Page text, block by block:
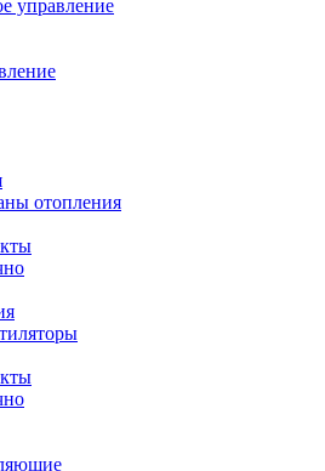
управление
отопления